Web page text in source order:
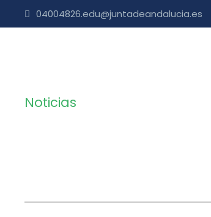
04004826.edu@juntadeandalucia.es
Noticias